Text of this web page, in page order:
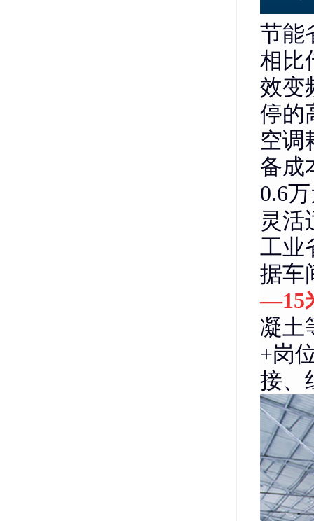
节能
相比
效变
停的
空调
备成
0.6
灵活
工业
据车
—15
凝土
+岗
接、